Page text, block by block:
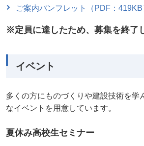
ご案内パンフレット（PDF：419KB
※定員に達したため、募集を終了
イベント
多くの方にものづくりや建設技術を学
なイベントを用意しています。
夏休み高校生セミナー